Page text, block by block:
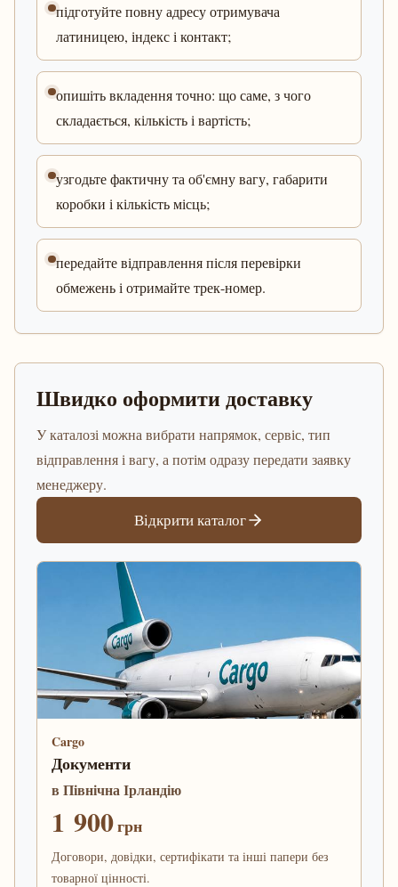
підготуйте повну адресу отримувача
латиницею, індекс і контакт;
опишіть вкладення точно: що саме, з чого
складається, кількість і вартість;
узгодьте фактичну та об'ємну вагу, габарити
коробки і кількість місць;
передайте відправлення після перевірки
обмежень і отримайте трек-номер.
Швидко оформити доставку
У каталозі можна вибрати напрямок, сервіс, тип
відправлення і вагу, а потім одразу передати заявку
менеджеру.
Відкрити каталог
Cargo
Документи
в Північна Ірландію
1 900грн
Договори, довідки, сертифікати та інші папери без
товарної цінності.